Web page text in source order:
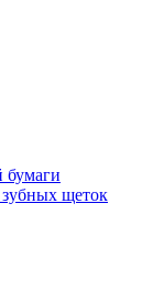
бумаги
щеток